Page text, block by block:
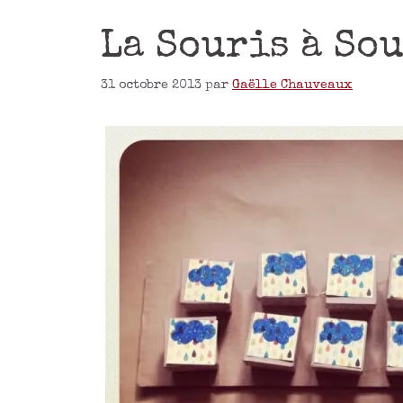
La Souris à
31 octobre 2013 par Gaëlle Chauveaux